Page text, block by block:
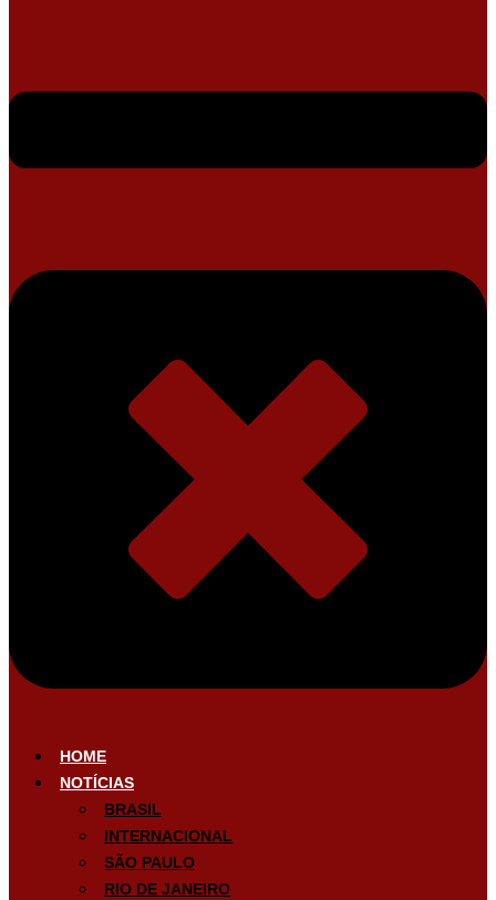
HOME
NOTÍCIAS
BRASIL
INTERNACIONAL
SÃO PAULO
RIO DE JANEIRO